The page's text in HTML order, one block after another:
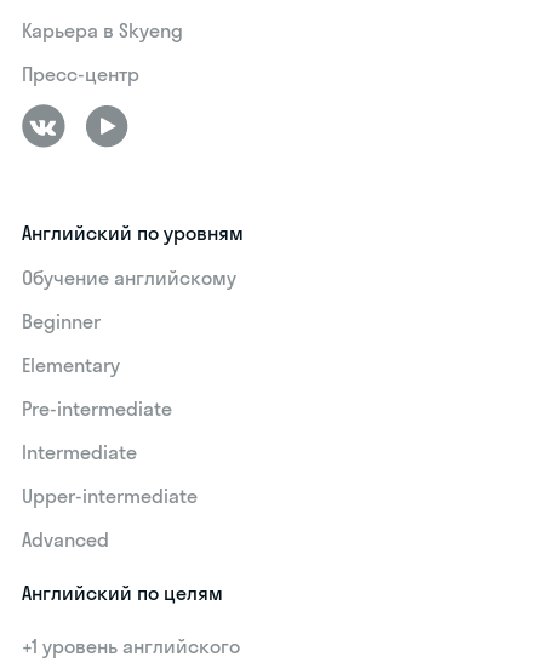
Карьера в Skyeng
Пресс-центр
Английский по уровням
Обучение английскому
Beginner
Elementary
Pre-intermediate
Intermediate
Upper-intermediate
Advanced
Английский по целям
+1 уровень английского